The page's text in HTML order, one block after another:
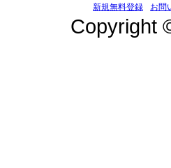
新規無料登録 お問
Copyright